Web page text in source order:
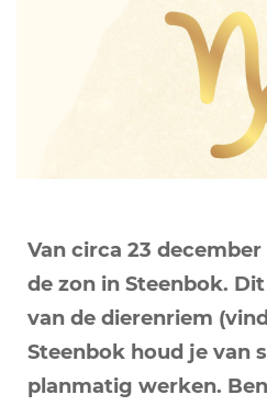
Van circa 23
de zon in Steenbok. Dit
van de dierenriem
Steenbok houd je van
planmatig werken.